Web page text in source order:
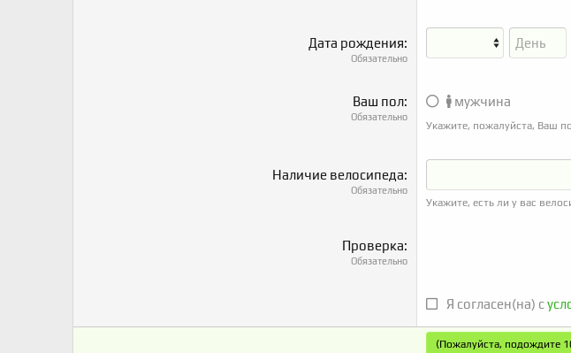
Дата рождения
Обязательно
Ваш пол
Обязательно
мужчина
Укажите, пожалуйста, Ваш
Наличие велосипеда
Обязательно
Укажите, есть ли у вас
Проверка
Обязательно
Я согласен(на) с
(Пожалуйста, подождите